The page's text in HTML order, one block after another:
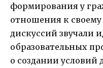
формирования у
отношения к
дискуссий звучали
образовательных
о создании условий